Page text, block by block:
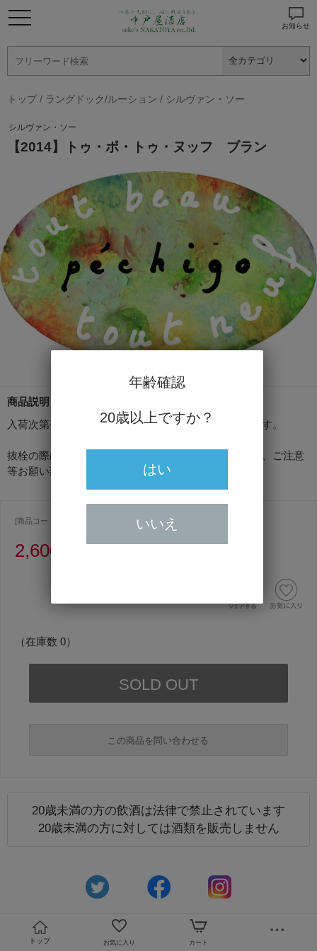
お知らせ
トップ/ ラングドック/ルーション / シルヴァン・ソー
シルヴァン・ソー
【2014】トゥ・ボ・トゥ・ヌッフ ブラン
商品説明
入荷次第発送できますが入荷はボジョレーと同時期です。
抜栓の際は噴き出す可能性がありますので、念のため、ご注意
等お願い致します
[商品コード ] 1132
2,600円
（在庫数 0）
この商品を問い合わせる
必須
20歳未満の方の飲酒は法律で禁止されています
20歳未満の方に対しては酒類を販売しません
トップ お気に入り カート
年齢確認
20歳以上ですか？
はい
いいえ